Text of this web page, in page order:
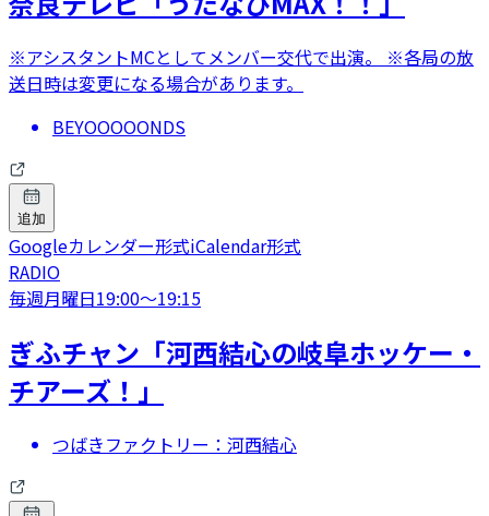
※アシスタントMCとしてメンバー交代で出演。 ※各局の放
送日時は変更になる場合があります。
BEYOOOOONDS
追加
Googleカレンダー形式iCalendar形式
RADIO
毎週月曜日19:00〜19:15
ぎふチャン「河西結心の岐阜ホッケー・
チアーズ！」
つばきファクトリー：河西結心